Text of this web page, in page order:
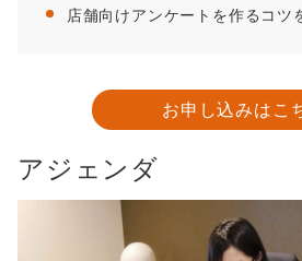
店舗向けアンケートを作るコツ
お申し込みはこ
アジェンダ